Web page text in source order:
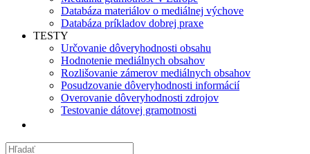
Databáza materiálov o mediálnej výchove
Databáza príkladov dobrej praxe
TESTY
Určovanie dôveryhodnosti obsahu
Hodnotenie mediálnych obsahov
Rozlišovanie zámerov mediálnych obsahov
Posudzovanie dôveryhodnosti informácií
Overovanie dôveryhodnosti zdrojov
Testovanie dátovej gramotnosti